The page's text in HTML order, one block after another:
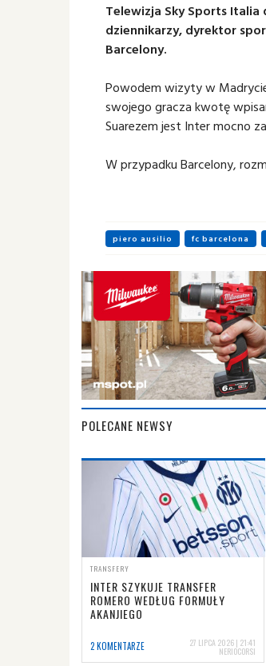
Telewizja Sky Sports Italia
dziennikarzy, dyrektor
Barcelony.
Powodem wizyty w
swojego gracza kwotę
Suarezem jest Inter mocno
W przypadku Barcelony,
piero ausilio fc barcelona
POLECANE NEWSY
TRANSFERY
INTER SZYKUJE TRANSFER
ROMERO WEDŁUG FORMUŁY
AKANJIEGO
2 KOMENTARZE 27 LIPCA 2026 | 21:41
NERIOCORSI